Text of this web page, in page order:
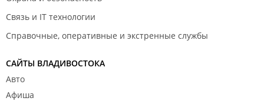
Связь и IT технологии
Справочные, оперативные и экстренные службы
САЙТЫ ВЛАДИВОСТОКА
Авто
Афиша